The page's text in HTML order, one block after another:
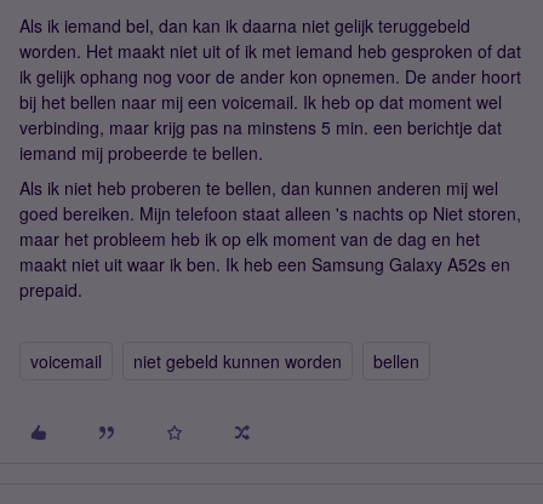
Als ik iemand bel, dan kan ik daarna niet gelijk teruggebeld
worden. Het maakt niet uit of ik met iemand heb gesproken of dat
ik gelijk ophang nog voor de ander kon opnemen. De ander hoort
bij het bellen naar mij een voicemail. Ik heb op dat moment wel
verbinding, maar krijg pas na minstens 5 min. een berichtje dat
iemand mij probeerde te bellen.
Als ik niet heb proberen te bellen, dan kunnen anderen mij wel
goed bereiken. Mijn telefoon staat alleen 's nachts op Niet storen,
maar het probleem heb ik op elk moment van de dag en het
maakt niet uit waar ik ben. Ik heb een Samsung Galaxy A52s en
prepaid.
voicemail niet gebeld kunnen worden bellen